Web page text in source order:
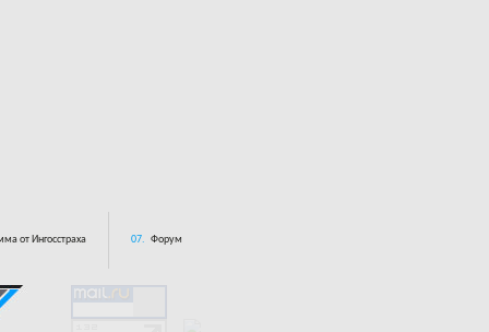
от Ингосстраха 07. Форум